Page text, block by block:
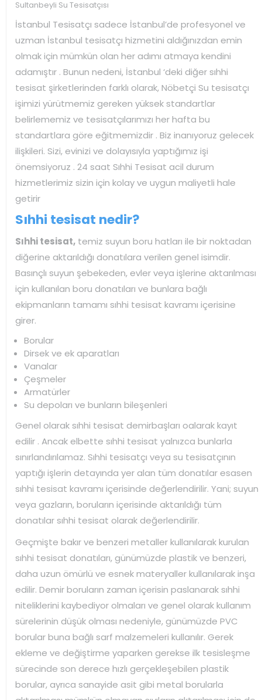
Sultanbeyli Su Tesisatçısı
İstanbul Tesisatçı sadece İstanbul’de profesyonel ve
uzman İstanbul tesisatçı hizmetini aldığınızdan emin
olmak için mümkün olan her adımı atmaya kendini
adamıştır . Bunun nedeni, İstanbul ‘deki diğer sıhhi
tesisat şirketlerinden farklı olarak, Nöbetçi Su tesisatçı
işimizi yürütmemiz gereken yüksek standartlar
belirlememiz ve tesisatçılarımızı her hafta bu
standartlara göre eğitmemizdir . Biz inanıyoruz gelecek
ilişkileri. Sizi, evinizi ve dolayısıyla yaptığımız işi
önemsiyoruz . 24 saat Sıhhi Tesisat acil durum
hizmetlerimiz sizin için kolay ve uygun maliyetli hale
getirir
Sıhhi tesisat nedir?
Sıhhi tesisat, temiz suyun boru hatları ile bir noktadan
diğerine aktarıldığı donatılara verilen genel isimdir.
Basınçlı suyun şebekeden, evler veya işlerine aktarılması
için kullanılan boru donatıları ve bunlara bağlı
ekipmanların tamamı sıhhi tesisat kavramı içerisine
girer.
Borular
Dirsek ve ek aparatları
Vanalar
Çeşmeler
Armatürler
Su depoları ve bunların bileşenleri
Genel olarak sıhhi tesisat demirbaşları oalarak kayıt
edilir . Ancak elbette sıhhi tesisat yalnızca bunlarla
sınırlandırılamaz. Sıhhi tesisatçı veya su tesisatçının
yaptığı işlerin detayında yer alan tüm donatılar esasen
sıhhi tesisat kavramı içerisinde değerlendirilir. Yani; suyun
veya gazların, boruların içerisinde aktarıldığı tüm
donatılar sıhhi tesisat olarak değerlendirilir.
Geçmişte bakır ve benzeri metaller kullanılarak kurulan
sıhhi tesisat donatıları, günümüzde plastik ve benzeri,
daha uzun ömürlü ve esnek materyaller kullanılarak inşa
edilir. Demir boruların zaman içerisin paslanarak sıhhi
niteliklerini kaybediyor olmaları ve genel olarak kullanım
sürelerinin düşük olması nedeniyle, günümüzde PVC
borular buna bağlı sarf malzemeleri kullanılır. Gerek
ekleme ve değiştirme yaparken gerekse ilk tesisleşme
sürecinde son derece hızlı gerçekleşebilen plastik
borular, ayrıca sanayide asit gibi metal borularla